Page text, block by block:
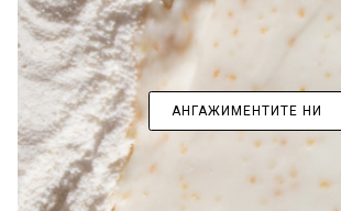
АНГАЖИМЕНТИТЕ НИ